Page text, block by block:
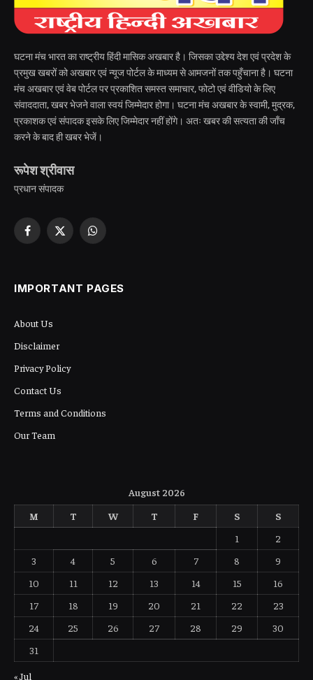
घटना मंच भारत का राष्ट्रीय हिंदी मासिक अखबार है। जिसका उद्देश्य देश एवं प्रदेश के
प्रमुख खबरों को अखबार एवं न्यूज पोर्टल के माध्यम से आमजनों तक पहुँचाना है। घटना
मंच अखबार एवं वेब पोर्टल पर प्रकाशित समस्त समाचार, फोटो एवं वीडियो के लिए
संवाददाता, खबर भेजने वाला स्वयं जिम्मेदार होगा। घटना मंच अखबार के स्वामी, मुद्रक,
प्रकाशक एवं संपादक इसके लिए जिम्मेदार नहीं होंगे। अतः खबर की सत्यता की जाँच
करने के बाद ही खबर भेजें।
रूपेश श्रीवास
प्रधान संपादक
Facebook
X
WhatsApp
IMPORTANT PAGES
About Us
Disclaimer
Privacy Policy
Contact Us
Terms and Conditions
Our Team
August 2026
M
T W T F S
S
1
2
3
4 5 6 7 8
9
10
11 12 13 14 15
16
17
18 19 20 21 22
23
24
25 26 27 28 29
30
31
« Jul